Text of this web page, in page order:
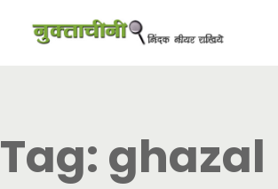
Tag: ghazal